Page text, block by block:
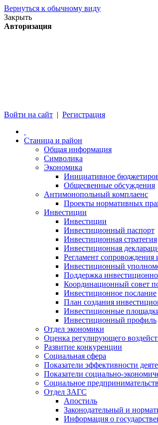
Вернуться к обычному виду
Закрыть
Авторизация
Войти на сайт | Регистрация
Станица и район
Общая информация
Символика
Экономика
Инициативное
Общесвенные обсуждения
Антимонопольный комплаенс
Проекты нормативных
Инвестиции
Инвестиции
Инвестиционный паспорт
Инвестиционная стратегия
Инвестиционная
Регламент
Инвестиционный
Поддержка
Координационный совет
Инвестиционное послание
План создания
Инвестиционные
Инвестиционный профиль
Отдел экономики
Оценка регулирующего
Развитие конкуренции
Социальная сфера
Показатели эффективности
Показатели социально-
Социальное
Отдел ЗАГС
Апостиль
Законодательный и
Информация о